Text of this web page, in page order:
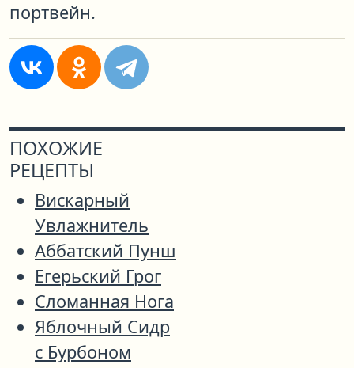
портвейн.
ПОХОЖИЕ
РЕЦЕПТЫ
Вискарный
Увлажнитель
Аббатский Пунш
Егерьский Грог
Сломанная Нога
Яблочный Сидр
с Бурбоном